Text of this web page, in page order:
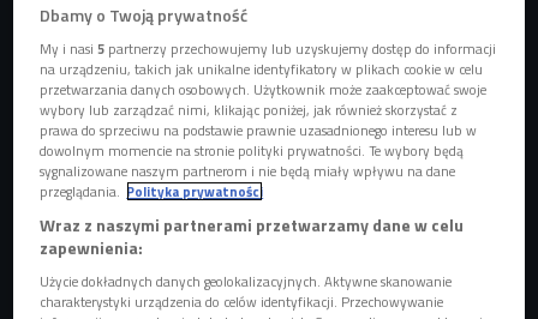
Marta Zalewska i prowadzący audycję Damian Sikorski
Podlewski
"Proste historie" SOLO ACT TOUR to autorski koncert Marty
Zalewskiej promujący jej nadchodzący, najnowszy solowy
album, wydawany w roku w którym artystka świętuje 30-
lecie pracy artystycznej. Marta Zalewska jest wokalistką i
multiinstrumentalistką oraz kompozytorką i autorką
tekstów. Fani mówią o niej "kobieta-petarda", "przezdolna
multiinstrumentalistka", "ogień na scenie".
Dbamy o Twoją prywatność
My i nasi5 partnerzy przechowujemy lub uzyskujemy dostęp do informacji
na urządzeniu, takich jak unikalne identyfikatory w plikach cookie w celu
przetwarzania danych osobowych. Użytkownik może zaakceptować swoje
wybory lub zarządzać nimi, klikając poniżej, jak również skorzystać z
prawa do sprzeciwu na podstawie prawnie uzasadnionego interesu lub w
dowolnym momencie na stronie polityki prywatności. Te wybory będą
sygnalizowane naszym partnerom i nie będą miały wpływu na dane
przeglądania. Polityka prywatności
Wraz z naszymi partnerami przetwarzamy dane w celu
zapewnienia:
Użycie dokładnych danych geolokalizacyjnych. Aktywne skanowanie
charakterystyki urządzenia do celów identyfikacji. Przechowywanie